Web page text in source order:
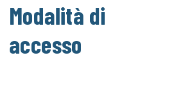
Modalità di
accesso